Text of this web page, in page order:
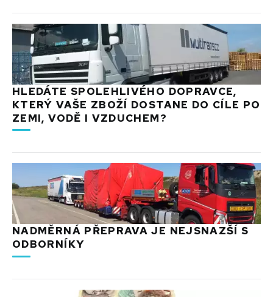
HLEDÁTE SPOLEHLIVÉHO DOPRAVCE,
KTERÝ VAŠE ZBOŽÍ DOSTANE DO CÍLE PO
ZEMI, VODĚ I VZDUCHEM?
NADMĚRNÁ PŘEPRAVA JE NEJSNAZŠÍ S
ODBORNÍKY